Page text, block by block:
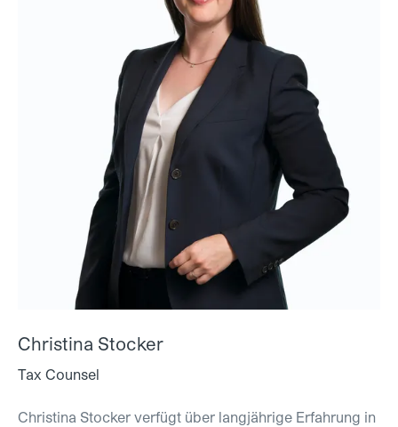
Christina Stocker
Tax Counsel
Christina Stocker verfügt über langjährige Erfahrung in